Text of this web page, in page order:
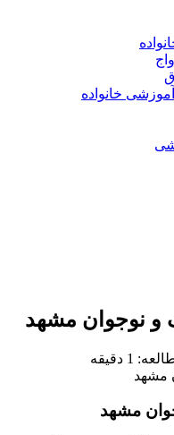
خانواده
و نوجوان مشهد
دقیقه
مشهد